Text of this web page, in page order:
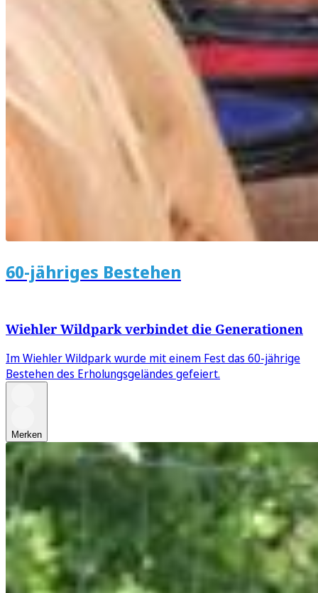
60-jähriges Bestehen
Wiehler Wildpark verbindet die Generationen
Im Wiehler Wildpark wurde mit einem Fest das 60-jährige
Bestehen des Erholungsgeländes gefeiert.
Merken